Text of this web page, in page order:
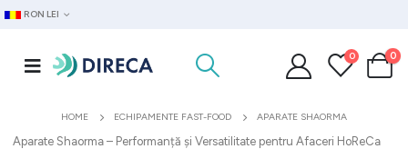
RON LEI
0 0
HOME ECHIPAMENTE FAST-FOOD APARATE SHAORMA
Aparate Shaorma – Performanță și Versatilitate pentru Afaceri HoReCa